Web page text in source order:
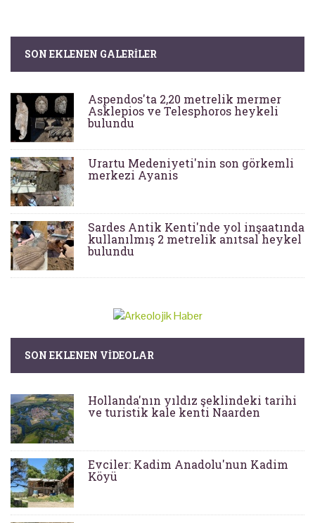
SON EKLENEN GALERILER
Aspendos'ta 2,20 metrelik mermer
Asklepios ve Telesphoros heykeli
bulundu
Urartu Medeniyeti'nin son görkemli
merkezi Ayanis
Sardes Antik Kenti'nde yol inşaatında
kullanılmış 2 metrelik anıtsal heykel
bulundu
SON EKLENEN VIDEOLAR
Hollanda'nın yıldız şeklindeki tarihi
ve turistik kale kenti Naarden
Evciler: Kadim Anadolu'nun Kadim
Köyü